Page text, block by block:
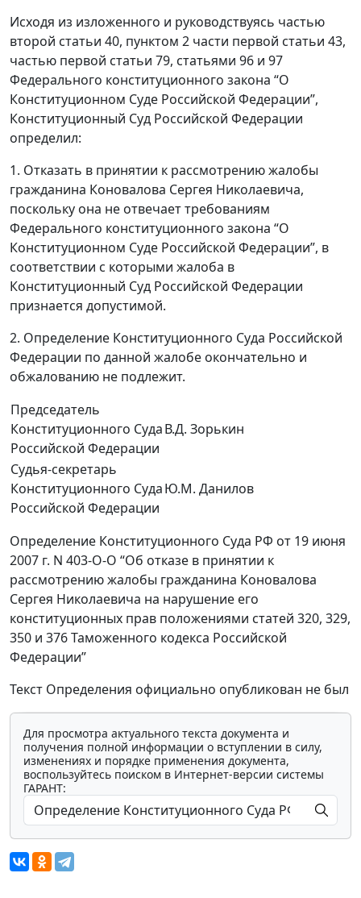
Исходя из изложенного и руководствуясь частью
второй статьи 40, пунктом 2 части первой статьи 43,
частью первой статьи 79, статьями 96 и 97
Федерального конституционного закона “О
Конституционном Суде Российской Федерации”,
Конституционный Суд Российской Федерации
определил:
1. Отказать в принятии к рассмотрению жалобы
гражданина Коновалова Сергея Николаевича,
поскольку она не отвечает требованиям
Федерального конституционного закона “О
Конституционном Суде Российской Федерации”, в
соответствии с которыми жалоба в
Конституционный Суд Российской Федерации
признается допустимой.
2. Определение Конституционного Суда Российской
Федерации по данной жалобе окончательно и
обжалованию не подлежит.
Председатель
Конституционного Суда
Российской Федерации
В.Д. Зорькин
Судья-секретарь
Конституционного Суда
Российской Федерации
Ю.М. Данилов
Определение Конституционного Суда РФ от 19 июня
2007 г. N 403-О-О “Об отказе в принятии к
рассмотрению жалобы гражданина Коновалова
Сергея Николаевича на нарушение его
конституционных прав положениями статей 320, 329,
350 и 376 Таможенного кодекса Российской
Федерации”
Текст Определения официально опубликован не был
Для просмотра актуального текста документа и
получения полной информации о вступлении в силу,
изменениях и порядке применения документа,
воспользуйтесь поиском в Интернет-версии системы
ГАРАНТ: